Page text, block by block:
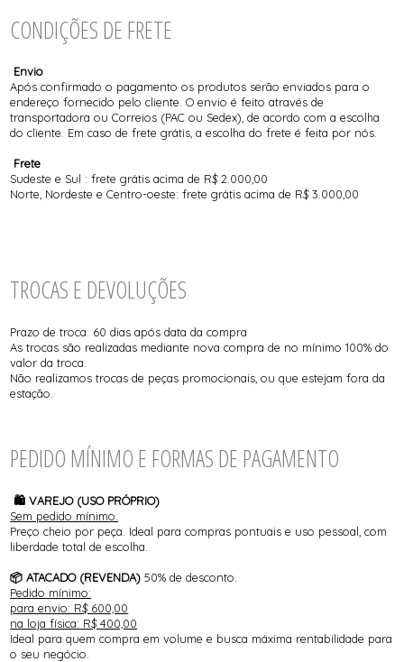
CONDIÇÕES DE FRETE
Envio
Após confirmado o pagamento os produtos serão enviados para o
endereço fornecido pelo cliente. O envio é feito através de
transportadora ou Correios (PAC ou Sedex), de acordo com a escolha
do cliente. Em caso de frete grátis, a escolha do frete é feita por nós.
Frete
Sudeste e Sul : frete grátis acima de R$ 2.000,00
Norte, Nordeste e Centro-oeste: frete grátis acima de R$ 3.000,00
TROCAS E DEVOLUÇÕES
Prazo de troca: 60 dias após data da compra
As trocas são realizadas mediante nova compra de no mínimo 100% do
valor da troca.
Não realizamos trocas de peças promocionais, ou que estejam fora da
estação.
PEDIDO MÍNIMO E FORMAS DE PAGAMENTO
🛍️ VAREJO (USO PRÓPRIO)
Sem pedido mínimo.
Preço cheio por peça. Ideal para compras pontuais e uso pessoal, com
liberdade total de escolha.
📦 ATACADO (REVENDA)50% de desconto.
Pedido mínimo:
para envio: R$ 600,00
na loja física: R$ 400,00
Ideal para quem compra em volume e busca máxima rentabilidade para
o seu negócio.